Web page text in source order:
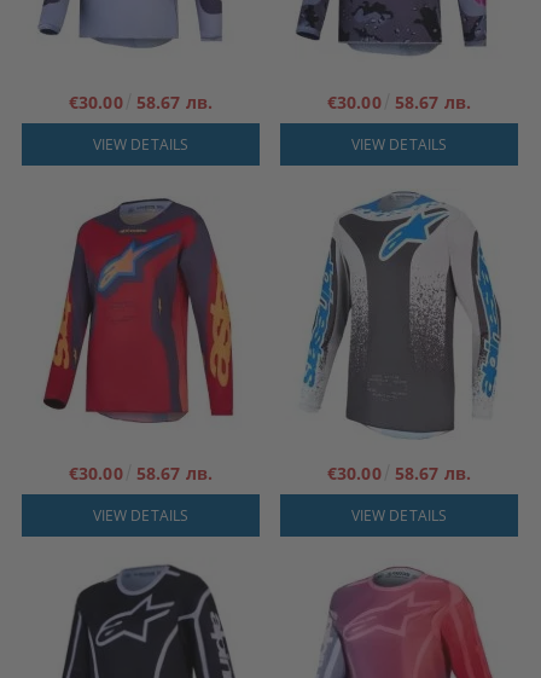
€30.00 58.67 лв.
VIEW DETAILS
€30.00 58.67 лв.
VIEW DETAILS
€30.00 58.67 лв.
VIEW DETAILS
€30.00 58.67 лв.
VIEW DETAILS